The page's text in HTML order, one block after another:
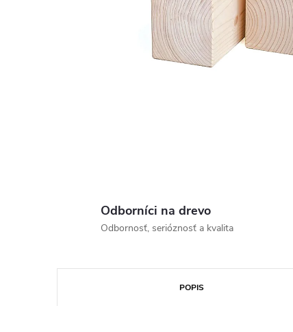
Odborníci na drevo
Odbornosť, serióznosť a kvalita
POPIS